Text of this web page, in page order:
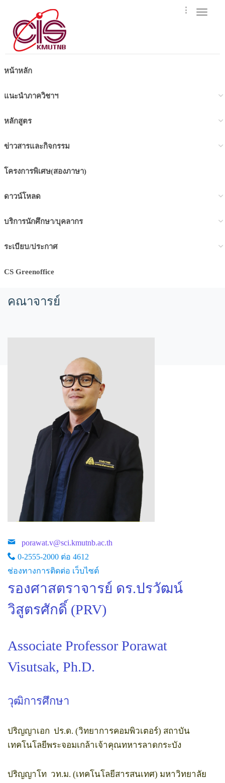
Toggle
หน้าหลัก
แนะนำภาควิชาฯ
หลักสูตร
ข่าวสารและกิจกรรม
โครงการพิเศษ(สองภาษา)
ดาวน์โหลด
บริการนักศึกษา/บุคลากร
ระเบียบ/ประกาศ
CS Greenoffice
คณาจารย์
porawat.v@sci.kmutnb.ac.th
0-2555-2000 ต่อ 4612
ช่องทางการติดต่อ เว็บไซต์
รองศาสตราจารย์ ดร.ปรวัฒน์
วิสูตรศักดิ์ (PRV)
Associate Professor Porawat
Visutsak, Ph.D.
วุฒิการศึกษา
ปริญญาเอก ปร.ด. (วิทยาการคอมพิวเตอร์) สถาบัน
เทคโนโลยีพระจอมเกล้าเจ้าคุณทหารลาดกระบัง
ปริญญาโท วท.ม. (เทคโนโลยีสารสนเทศ) มหาวิทยาลัย